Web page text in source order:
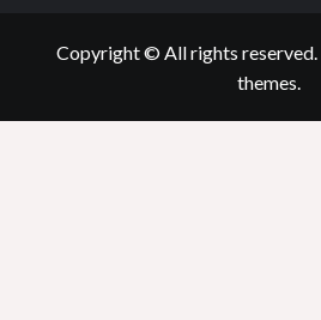
Copyright © All rights reserved.
themes.